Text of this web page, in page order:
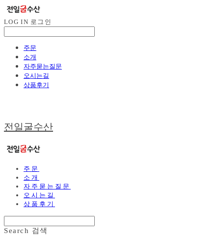
LOG IN 로그인
주문
소개
자주묻는질문
오시는길
상품후기
전일굴수산
주문
소개
자주묻는질문
오시는길
상품후기
Search 검색